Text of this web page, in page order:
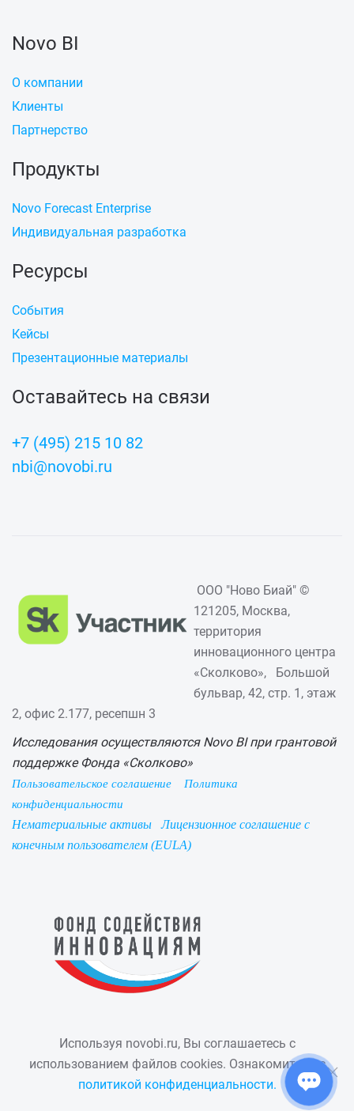
Используя novobi.ru, Вы соглашаетесь с
использованием файлов cookies. Ознакомиться с
политикой конфиденциальности.
Novo BI
О компании
Клиенты
Партнерство
Продукты
Novo Forecast Enterprise
Индивидуальная разработка
Ресурсы
События
Кейсы
Презентационные материалы
Оставайтесь на связи
+7 (495) 215 10 82
nbi@novobi.ru
ООО "Ново Биай" ©
121205, Москва,
территория
инновационного центра
«Сколково», Большой
бульвар, 42, стр. 1, этаж
2, офис 2.177, ресепшн 3
Исследования осуществляются Novo BI при грантовой
поддержке Фонда «Сколково»
Пользовательское соглашение
Политика
конфиденциальности
Нематериальные активы
Лицензионное соглашение с
конечным пользователем (EULA)